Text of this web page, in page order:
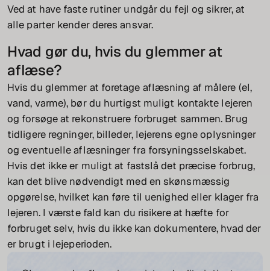
Ved at have faste rutiner undgår du fejl og sikrer, at
alle parter kender deres ansvar.
Hvad gør du, hvis du glemmer at
aflæse?
Hvis du glemmer at foretage aflæsning af målere (el,
vand, varme), bør du hurtigst muligt kontakte lejeren
og forsøge at rekonstruere forbruget sammen. Brug
tidligere regninger, billeder, lejerens egne oplysninger
og eventuelle aflæsninger fra forsyningsselskabet.
Hvis det ikke er muligt at fastslå det præcise forbrug,
kan det blive nødvendigt med en skønsmæssig
opgørelse, hvilket kan føre til uenighed eller klager fra
lejeren. I værste fald kan du risikere at hæfte for
forbruget selv, hvis du ikke kan dokumentere, hvad der
er brugt i lejeperioden.